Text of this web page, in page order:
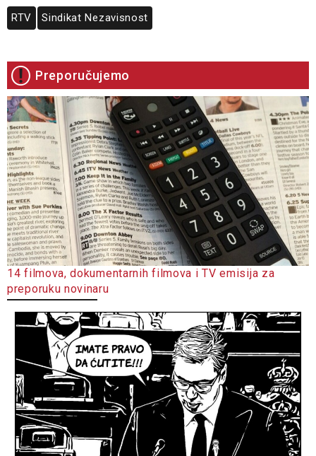
RTV Sindikat Nezavisnost
Preporučujemo
14 filmova, dokumentarnih filmova i TV emisija za
preporuku novinaru